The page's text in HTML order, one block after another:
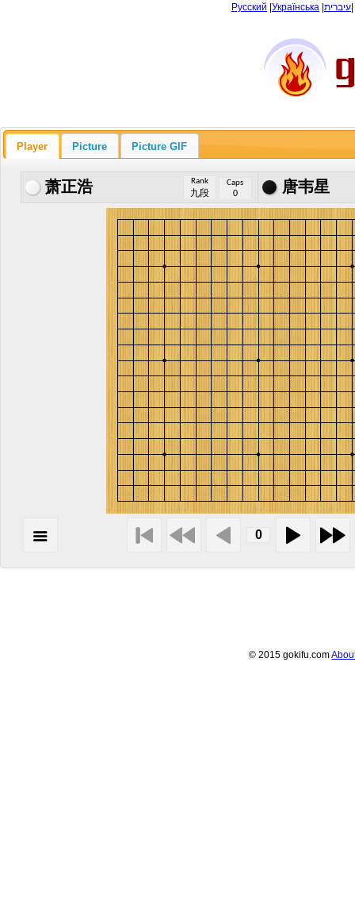
Русский Українська עיברית
Player Picture Picture GIF
萧正浩 Rank
九段
Caps
0 唐韦星
© 2015 gokifu.com